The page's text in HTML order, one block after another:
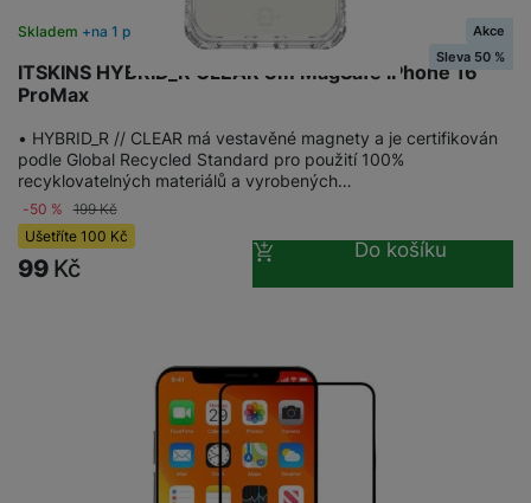
ITSKINS HYBRID_R CLEAR 3m MagSafe iPhone 16
ProMax
Skladem na 1 prodejně
Akce
Sleva 50 %
• HYBRID_R // CLEAR má vestavěné magnety a je certifikován
podle Global Recycled Standard pro použití 100%
recyklovatelných materiálů a vyrobených…
-50 % 199Kč
Ušetříte 100 Kč
99 Kč
Do košíku